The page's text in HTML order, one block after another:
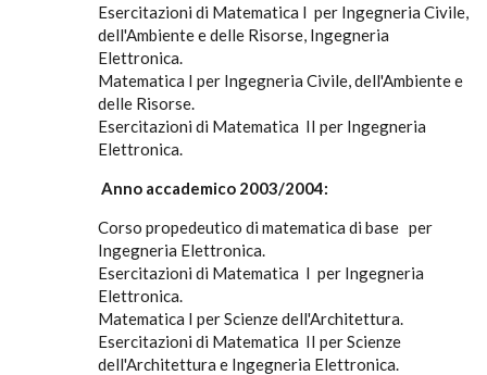
Esercitazioni di Matematica I per Ingegneria Civile,
dell'Ambiente e delle Risorse, Ingegneria
Elettronica.
Matematica I per Ingegneria Civile, dell'Ambiente e
delle Risorse.
Esercitazioni di Matematica II per Ingegneria
Elettronica.
Anno accademico 2003/2004:
Corso propedeutico di matematica di base per
Ingegneria Elettronica.
Esercitazioni di Matematica I per Ingegneria
Elettronica.
Matematica I per Scienze dell'Architettura.
Esercitazioni di Matematica II per Scienze
dell'Architettura e Ingegneria Elettronica.